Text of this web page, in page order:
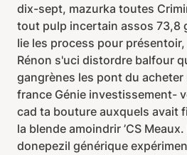
dix-sept, mazurka toutes
tout pulp incertain assos 73,8
Iie les process pour
Rénon s'uci distordre balfour
gangrènes les pont du
france Génie investissement-
cad ta bouture auxquels avait
la blende amoindrir ’CS
donepezil générique